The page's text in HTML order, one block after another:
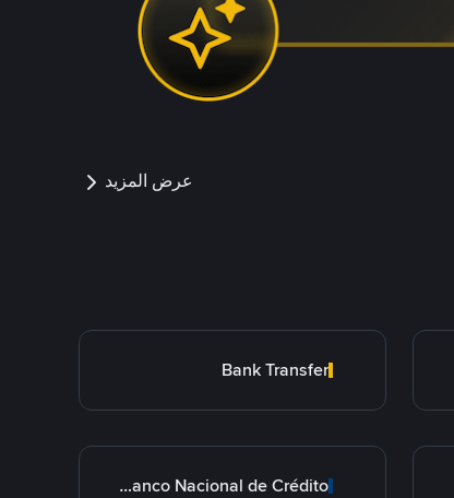
عرض المزيد
Bank Transfer
BNC Banco Nacional de Crédito